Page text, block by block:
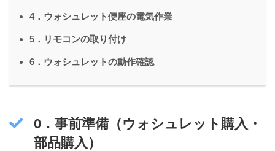
4．ウォシュレット便座の電気作業
5．リモコンの取り付け
6．ウォシュレットの動作確認
0．事前準備（ウォシュレット購入・
部品購入）